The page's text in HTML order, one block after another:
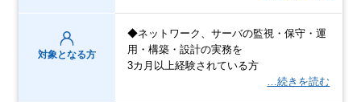
対象となる方
◆ネットワーク、サーバの監視・保守・運
用・構築・設計の実務を
3カ月以上経験されている方
…続きを読む